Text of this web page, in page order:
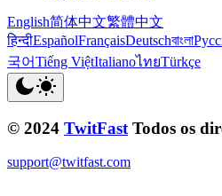
English简体中文繁體中文
हिन्दीEspañolFrançaisDeutschবাংলা
국어Tiếng ViệtItalianoไทยTürkçe
© 2024 TwitFast Todos os
support@twitfast.com